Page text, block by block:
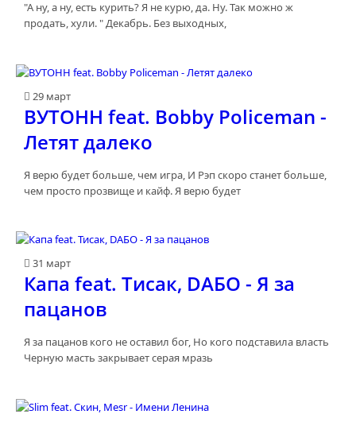
"А ну, а ну, есть курить? Я не курю, да. Ну. Так можно ж
продать, хули. " Декабрь. Без выходных,
29 март
ВУТОНН feat. Bobby Policeman -
Летят далеко
Я верю будет больше, чем игра, И Рэп скоро станет больше,
чем просто прозвище и кайф. Я верю будет
31 март
Капа feat. Тисак, DAБО - Я за
пацанов
Я за пацанов кого не оставил бог, Но кого подставила власть
Черную масть закрывает серая мразь